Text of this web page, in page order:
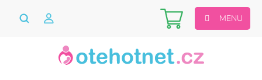
Nákupní
košík